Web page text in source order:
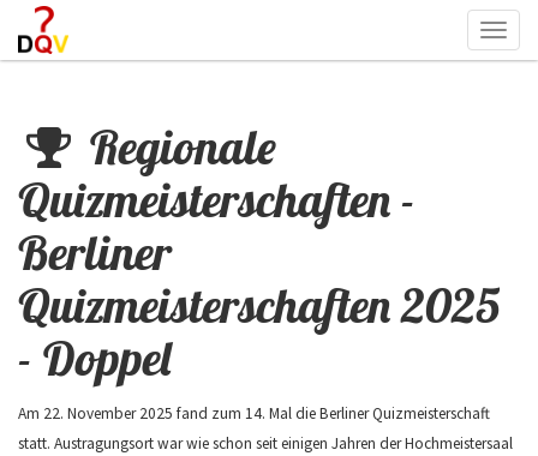
Regionale
Quizmeisterschaften -
Berliner
Quizmeisterschaften 2025
- Doppel
Am 22. November 2025 fand zum 14. Mal die Berliner Quizmeisterschaft
statt. Austragungsort war wie schon seit einigen Jahren der Hochmeistersaal